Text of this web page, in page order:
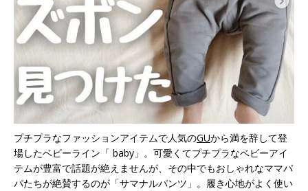
プチプラなファッションアイテムで人気のGUから満を辞して登
場したベビーライン「 baby」。可愛くてプチプラなベビーアイ
テムが豊富で話題が絶えませんが、その中でもおしゃれなママパ
パたちが絶賛するのが「サマナルパンツ」。履き心地がよく使い